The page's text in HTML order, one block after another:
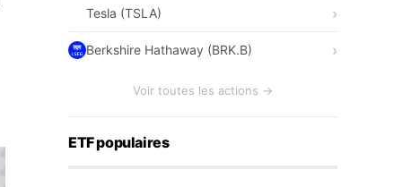
Tesla (TSLA)
Berkshire Hathaway (BRK.B)
Voir toutes les actions →
ETF populaires